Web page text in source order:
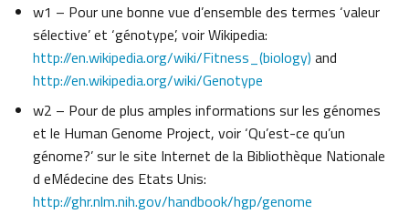
w1 – Pour une bonne vue d’ensemble des termes ‘valeur
sélective’ et ‘génotype’, voir Wikipedia:
http://en.wikipedia.org/wiki/Fitness_(biology) and
http://en.wikipedia.org/wiki/Genotype
w2 – Pour de plus amples informations sur les génomes
et le Human Genome Project, voir ‘Qu’est-ce qu’un
génome?’ sur le site Internet de la Bibliothèque Nationale
d eMédecine des Etats Unis:
http://ghr.nlm.nih.gov/handbook/hgp/genome